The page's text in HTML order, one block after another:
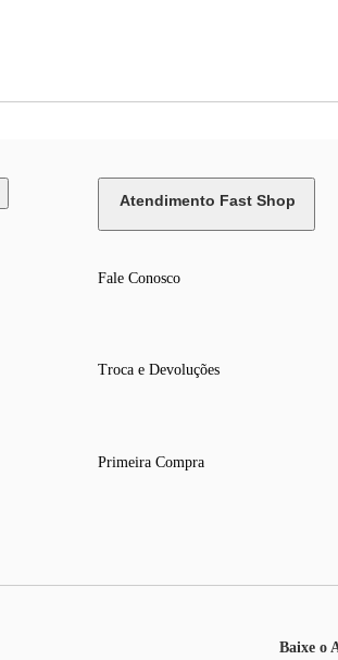
Atendimento Fast Shop
Fale Conosco
Troca e Devoluções
Primeira Compra
Baixe o